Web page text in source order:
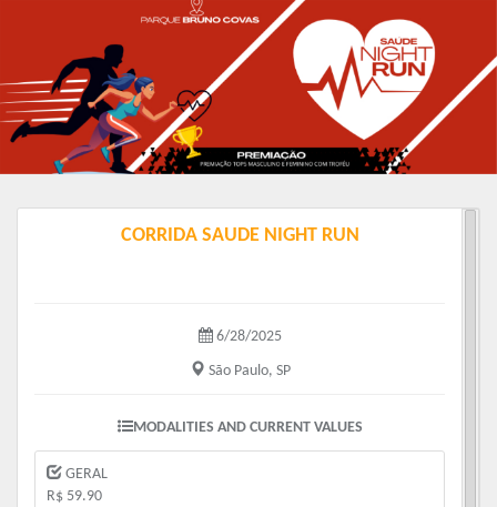
CORRIDA SAUDE NIGHT RUN
6/28/2025
São Paulo, SP
MODALITIES AND CURRENT VALUES
GERAL
R$ 59.90